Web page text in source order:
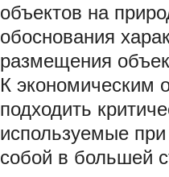
объектов на
обоснования
размещения
К экономическим
подходить
используемые
собой в большей